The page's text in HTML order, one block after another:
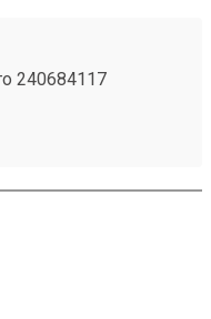
240684117